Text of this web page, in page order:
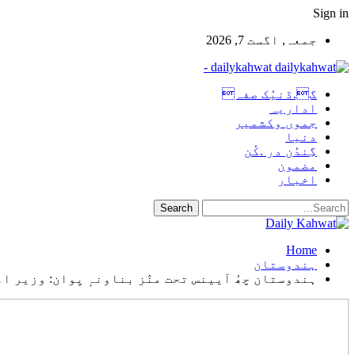
Sign in
جمعہ, اگست 7, 2026
dailykahwat -
گ.ڈنیُک صفہ
اداریہ
جموں وکشمیر
دنیا
گِندُن در .کُن
مضمون
اخبار
Home
ہندوستان
ہندوستان چھُ آیینس تحت منٛز بناونہٕ یِوان: وزیر